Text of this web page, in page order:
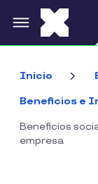
Pasar al
Inicio
Beneficios e
Beneficios
empresa